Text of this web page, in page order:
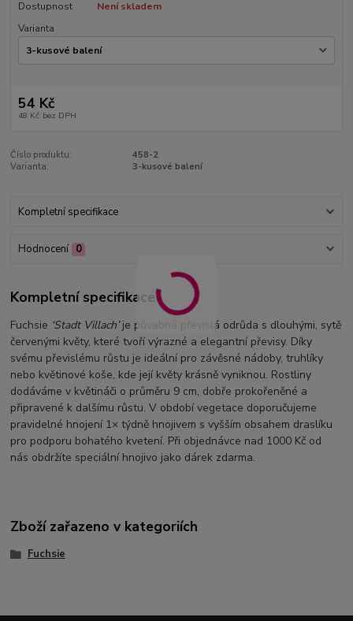
Dostupnost
Není skladem
Varianta
54 Kč
48 Kč bez DPH
Číslo produktu:
458-2
Varianta:
3-kusové balení
Kompletní specifikace
Hodnocení 0
Kompletní specifikace
Fuchsie ‘Stadt Villach’je půvabná převislá odrůda s dlouhými, sytě
červenými květy, které tvoří výrazné a elegantní převisy. Díky
svému převislému růstu je ideální pro závěsné nádoby, truhlíky
nebo květinové koše, kde její květy krásně vyniknou. Rostliny
dodáváme v květináči o průměru 9 cm, dobře prokořeněné a
připravené k dalšímu růstu. V období vegetace doporučujeme
pravidelné hnojení 1× týdně hnojivem s vyšším obsahem draslíku
pro podporu bohatého kvetení. Při objednávce nad 1000 Kč od
nás obdržíte speciální hnojivo jako dárek zdarma.
Zboží zařazeno v kategoriích
Fuchsie